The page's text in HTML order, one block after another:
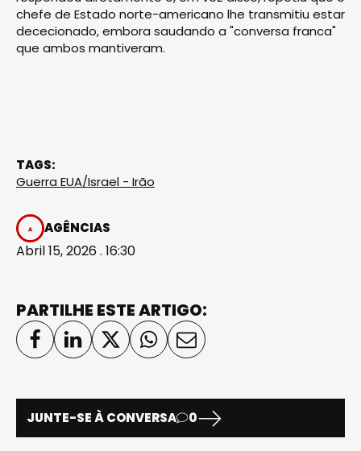
chefe de Estado norte-americano lhe transmitiu estar
dececionado, embora saudando a "conversa franca"
que ambos mantiveram.
TAGS:
Guerra EUA/Israel - Irão
AGÊNCIAS
Abril 15, 2026 . 16:30
PARTILHE ESTE ARTIGO:
JUNTE-SE À CONVERSA 0